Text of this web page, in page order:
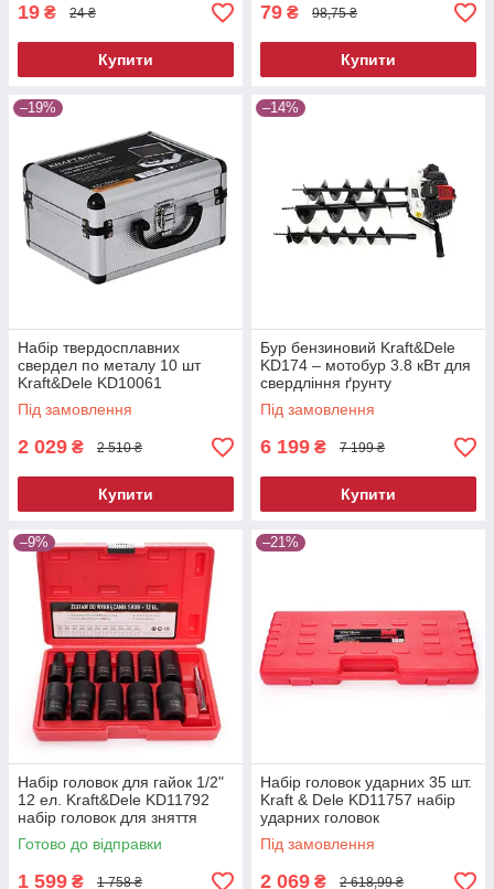
19 ₴ 24 ₴
Купити
79 ₴ 98,75 ₴
Купити
–19%
Набір твердосплавних
свердел по металу 10 шт
Kraft&Dele KD10061
Під замовлення
2 029 ₴ 2 510 ₴
Купити
–14%
Бур бензиновий Kraft&Dele
KD174 – мотобур 3.8 кВт для
свердління ґрунту
Під замовлення
6 199 ₴ 7 199 ₴
Купити
–9%
Набір головок для гайок 1/2"
12 ел. Kraft&Dele KD11792
набір головок для зняття
пошкоджених гайок
Готово до відправки
1 599 ₴ 1 758 ₴
–21%
Набір головок ударних 35 шт.
Kraft & Dele KD11757 набір
ударних головок
Під замовлення
2 069 ₴ 2 618,99 ₴